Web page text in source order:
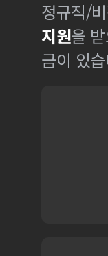
정규직/
지원을
금이 있